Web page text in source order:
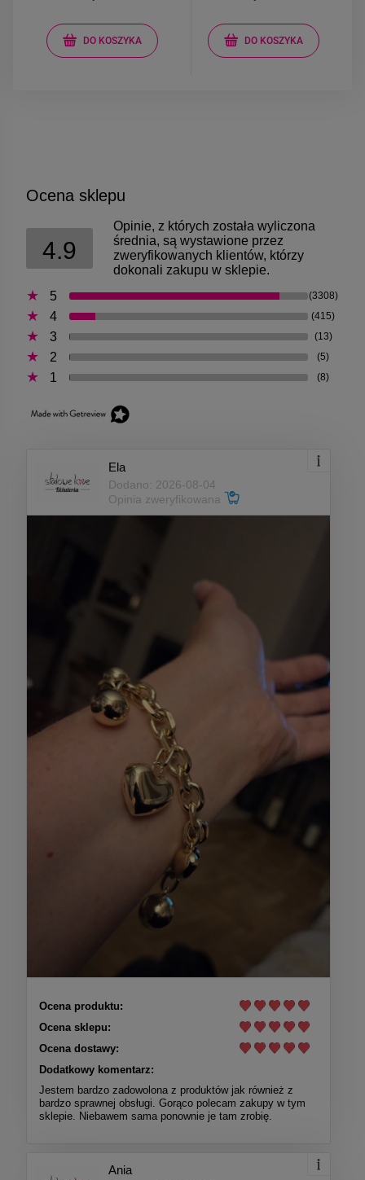
DO KOSZYKA DO KOSZYKA
Ocena sklepu
4.9
Opinie, z których została wyliczona
średnia, są wystawione przez
zweryfikowanych klientów, którzy
dokonali zakupu w sklepie.
5
(3308)
4 (415)
3 (13)
2 (5)
1 (8)
Ela
Dodano: 2026-08-04
Opinia zweryfikowana
Ocena produktu:
Ocena sklepu:
Ocena dostawy:
Dodatkowy komentarz:
Jestem bardzo zadowolona z produktów jak również z
bardzo sprawnej obsługi. Gorąco polecam zakupy w tym
sklepie. Niebawem sama ponownie je tam zrobię.
Ania